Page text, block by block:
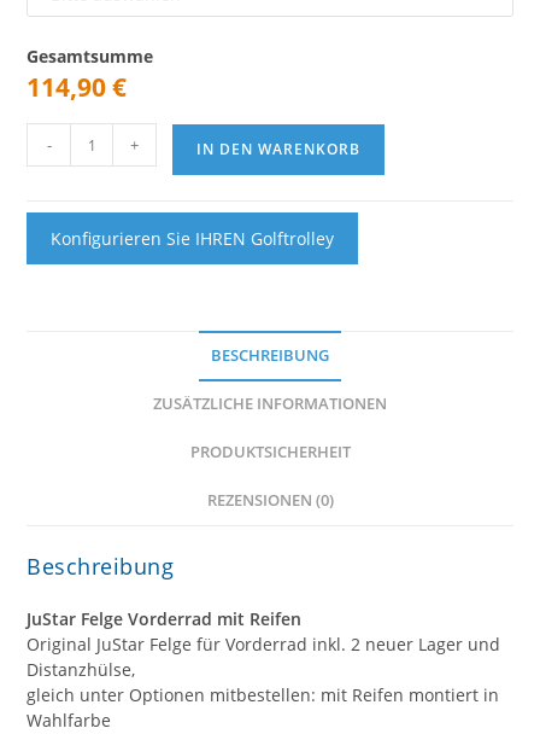
Gesamtsumme
114,90€
Felge
Menge
- + IN DEN WARENKORB
Konfigurieren Sie IHREN Golftrolley
BESCHREIBUNG
ZUSÄTZLICHE INFORMATIONEN
PRODUKTSICHERHEIT
REZENSIONEN (0)
Beschreibung
JuStar Felge Vorderrad mit Reifen
Original JuStar Felge für Vorderrad inkl. 2 neuer Lager und
Distanzhülse,
gleich unter Optionen mitbestellen: mit Reifen montiert in
Wahlfarbe